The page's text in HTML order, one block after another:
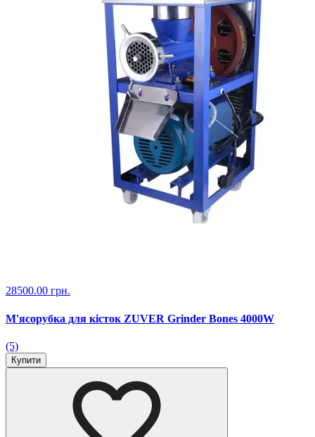
28500.00 грн.
М'ясорубка для кісток ZUVER Grinder Bones 4000W
(5)
Купити